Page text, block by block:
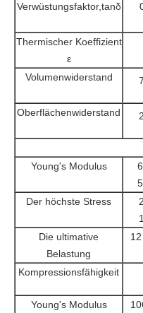
Verwüstungsfaktor,tanδ
Thermischer Koeffizient
ε
Volumenwiderstand
Oberflächenwiderstand
Young's Modulus
Der höchste Stress
Die ultimative
Belastung
Kompressionsfähigkeit
Young's Modulus